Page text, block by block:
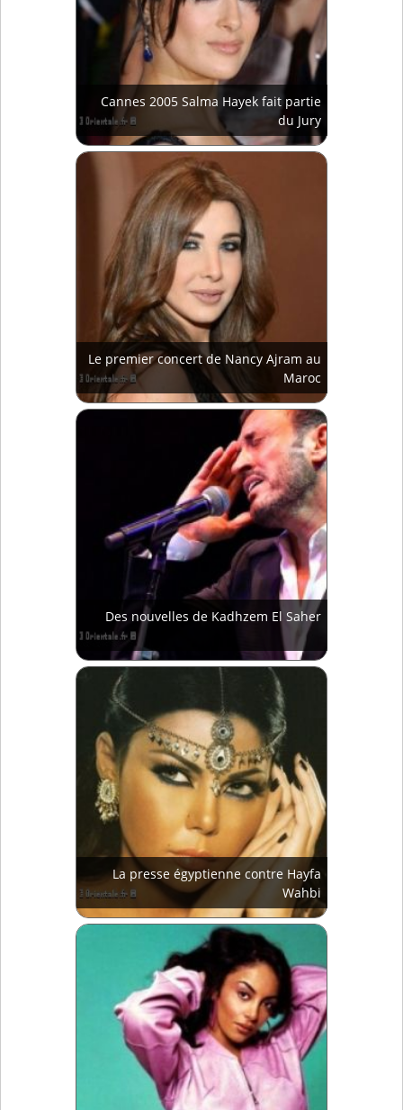
Cannes 2005 Salma Hayek fait partie
du Jury
Le premier concert de Nancy Ajram au
Maroc
Des nouvelles de Kadhzem El Saher
La presse égyptienne contre Hayfa
Wahbi